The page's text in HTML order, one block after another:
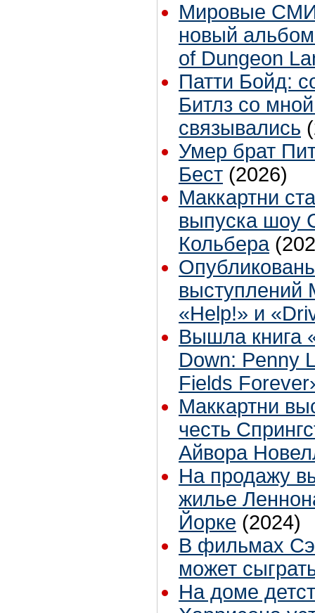
Мировые СМИ
новый
of Dungeon
Патти Бойд:
Битлз со
связывались
Умер брат
Бест (2026)
Маккартни
выпуска шоу
Кольбера
выступлений
«Help!» и
Вышла книга
Down: Penny
Fields
Маккартни
честь
Айвора
На продажу
жилье
Йорке (2024)
В фильмах
может
На доме